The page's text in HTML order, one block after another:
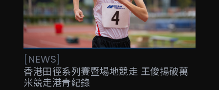
[NEWS]
香港田徑系列賽暨場地競走 王俊揚破萬
米競走港青紀錄